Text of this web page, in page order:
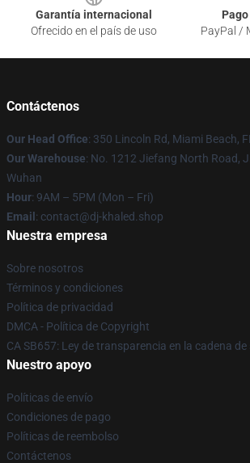
Garantía internacional
Ofrecido en el país de uso
PayPal /
Contáctenos
Our Head Office: 350 Lincoln Rd, Miami Beach,
Our Warehouse: No. 1212 Jiefang North Road,
Wuhan
Hour: 9AM – 5PM (Mon – Fri)
Email : contact@dj-khaled.shop
Nuestra empresa
Sobre nosotros
Términos y condiciones
Política de privacidad
DMCA - Política de Copyright
CA SB657: Ley de transparencia en la cadena
Nuestro apoyo
Políticas de envío
Condiciones de pago
Políticas de reembolso
Contáctenos